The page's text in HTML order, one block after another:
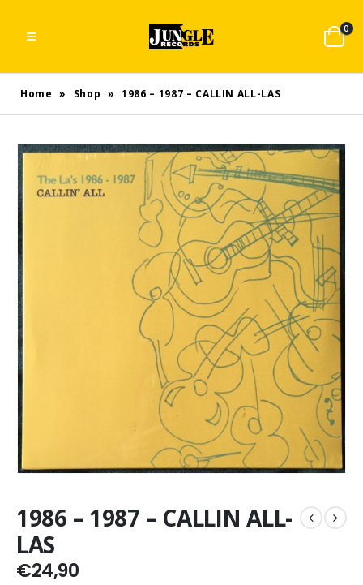
0
Home » Shop » 1986 – 1987 – CALLIN ALL-LAS
1986 – 1987 – CALLIN ALL-
LAS
€24,90